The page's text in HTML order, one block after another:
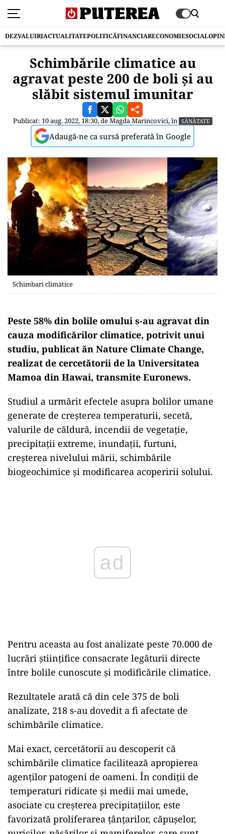
DEZVALUIRIACTUALITATEPOLITICĂFINANCIARECONOMIESOCIAL
Schimbările climatice au
agravat peste 200 de boli și au
slăbit sistemul imunitar
Publicat: 10 aug. 2022, 18:30, deMagda Marincovici, în SĂNĂTATE
Adaugă-ne ca sursă preferată în Google
Schimbari climatice
Peste 58% din bolile omului s-au agravat din
cauza modificărilor climatice, potrivit unui
studiu, publicat ăn Nature Climate Change,
realizat de cercetătorii de la Universitatea
Mamoa din Hawai, transmite Euronews.
Studiul a urmărit efectele asupra bolilor umane
generate de creșterea temperaturii, secetă,
valurile de căldură, incendii de vegetație,
precipitații extreme, inundații, furtuni,
creșterea nivelului mării, schimbările
biogeochimice și modificarea acoperirii solului.
Pentru aceasta au fost analizate peste 70.000 de
lucrări științifice consacrate legăturii directe
între bolile cunoscute și modificările climatice.
Rezultatele arată că din cele 375 de boli
analizate, 218 s-au dovedit a fi afectate de
schimbările climatice.
Mai exact, cercetătorii au descoperit că
schimbările climatice facilitează apropierea
agenților patogeni de oameni. În condiții de
temperaturi ridicate și medii mai umede,
asociate cu creșterea precipitațiilor, este
favorizată proliferarea țânțarilor, căpușelor,